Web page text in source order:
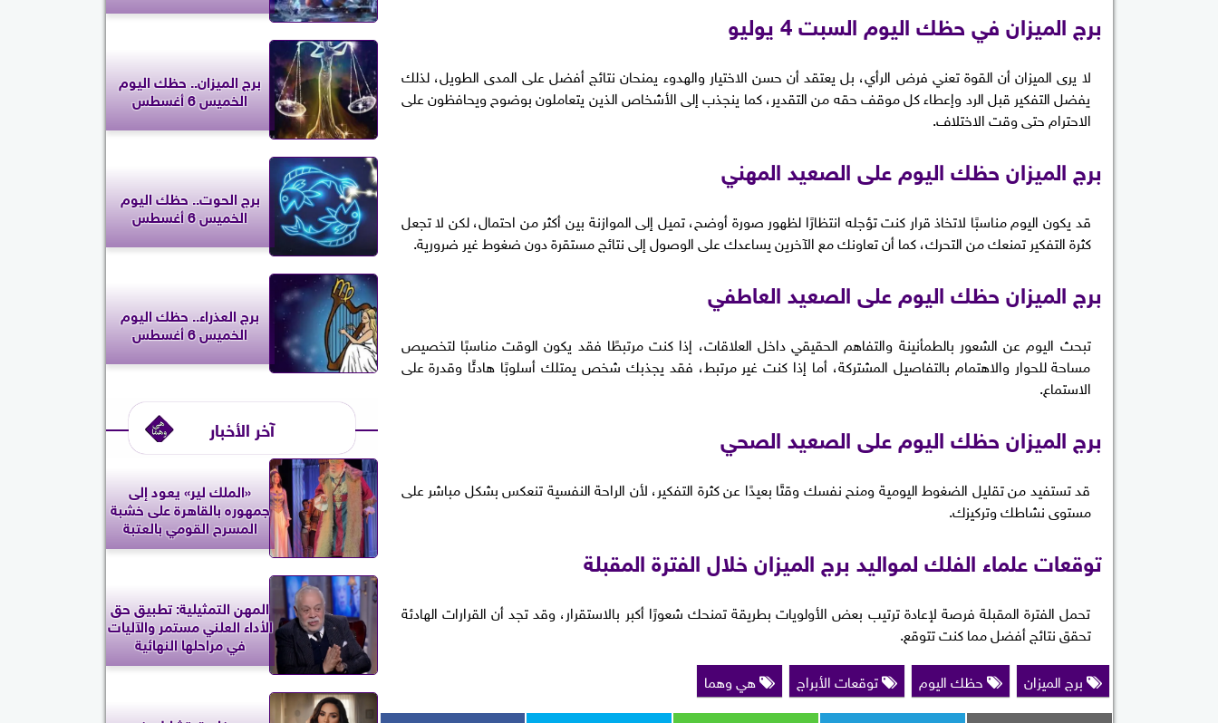
برج الميزان في حظك اليوم السبت 4 يوليو
لا يرى الميزان أن القوة تعني فرض الرأي، بل يعتقد أن حسن الاختيار والهدوء يمنحان نتائج أفضل على المدى الطويل، لذلك
يفضل التفكير قبل الرد وإعطاء كل موقف حقه من التقدير، كما ينجذب إلى الأشخاص الذين يتعاملون بوضوح ويحافظون على
الاحترام حتى وقت الاختلاف.
برج الميزان حظك اليوم على الصعيد المهني
قد يكون اليوم مناسبًا لاتخاذ قرار كنت تؤجله انتظارًا لظهور صورة أوضح، تميل إلى الموازنة بين أكثر من احتمال، لكن لا تجعل
كثرة التفكير تمنعك من التحرك، كما أن تعاونك مع الآخرين يساعدك على الوصول إلى نتائج مستقرة دون ضغوط غير ضرورية.
برج الميزان حظك اليوم على الصعيد العاطفي
تبحث اليوم عن الشعور بالطمأنينة والتفاهم الحقيقي داخل العلاقات، إذا كنت مرتبطًا فقد يكون الوقت مناسبًا لتخصيص
مساحة للحوار والاهتمام بالتفاصيل المشتركة، أما إذا كنت غير مرتبط، فقد يجذبك شخص يمتلك أسلوبًا هادئًا وقدرة على
الاستماع.
برج الميزان حظك اليوم على الصعيد الصحي
قد تستفيد من تقليل الضغوط اليومية ومنح نفسك وقتًا بعيدًا عن كثرة التفكير، لأن الراحة النفسية تنعكس بشكل مباشر على
مستوى نشاطك وتركيزك.
توقعات علماء الفلك لمواليد برج الميزان خلال الفترة المقبلة
تحمل الفترة المقبلة فرصة لإعادة ترتيب بعض الأولويات بطريقة تمنحك شعورًا أكبر بالاستقرار، وقد تجد أن القرارات الهادئة
تحقق نتائج أفضل مما كنت تتوقع.
برج الميزان
حظك اليوم توقعات الأبراج هي وهما
برج الميزان.. حظك اليوم
الخميس 6 أغسطس
برج الحوت.. حظك اليوم
الخميس 6 أغسطس
برج العذراء.. حظك اليوم
الخميس 6 أغسطس
آخر الأخبار
«الملك لير» يعود إلى
جمهوره بالقاهرة على خشبة
المسرح القومي بالعتبة
المهن التمثيلية: تطبيق حق
الأداء العلني مستمر والآليات
في مراحلها النهائية